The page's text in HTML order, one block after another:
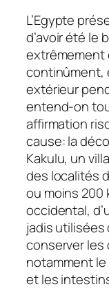
L’Egypte
d’avoir été le
extrêmement
continûment,
extérieur
entend-on
affirmation
cause: la
Kakulu, un
des localités
ou moins 200
occidental,
jadis utilisées
conserver les
notamment le
et les